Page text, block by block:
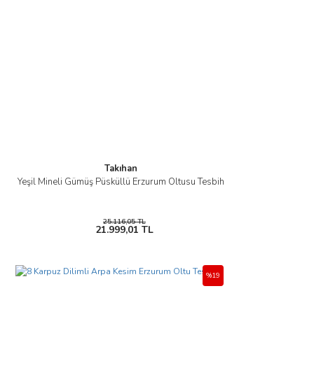
Takıhan
Yeşil Mineli Gümüş Püsküllü Erzurum Oltusu Tesbih
25.116,05 TL
21.999,01 TL
%19